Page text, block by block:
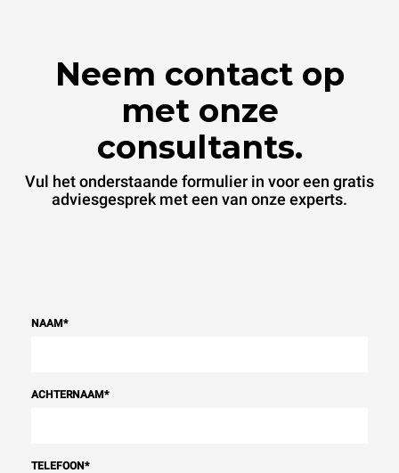
Neem contact op
met onze
consultants.
Vul het onderstaande formulier in voor een gratis
adviesgesprek met een van onze experts.
NAAM*
ACHTERNAAM*
TELEFOON*